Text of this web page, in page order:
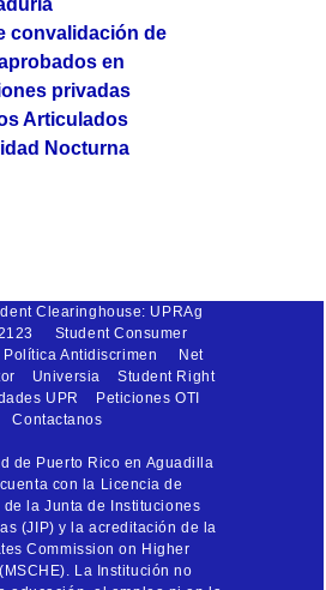
convalidación de
en
privadas
Articulados
Nocturna
Clearinghouse: UPRAg
Student Consumer
Política Antidiscrimen
Net
Universia
Student Right
UPR
Peticiones OTI
Contactanos
de Puerto Rico en Aguadilla
con la Licencia de
de la Junta de Instituciones
(JIP) y la acreditación de la
Commission on Higher
La Institución no